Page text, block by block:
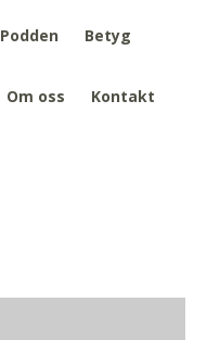
Podden Betyg
Om oss Kontakt